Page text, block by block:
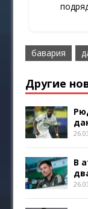
бавария
Другие
В